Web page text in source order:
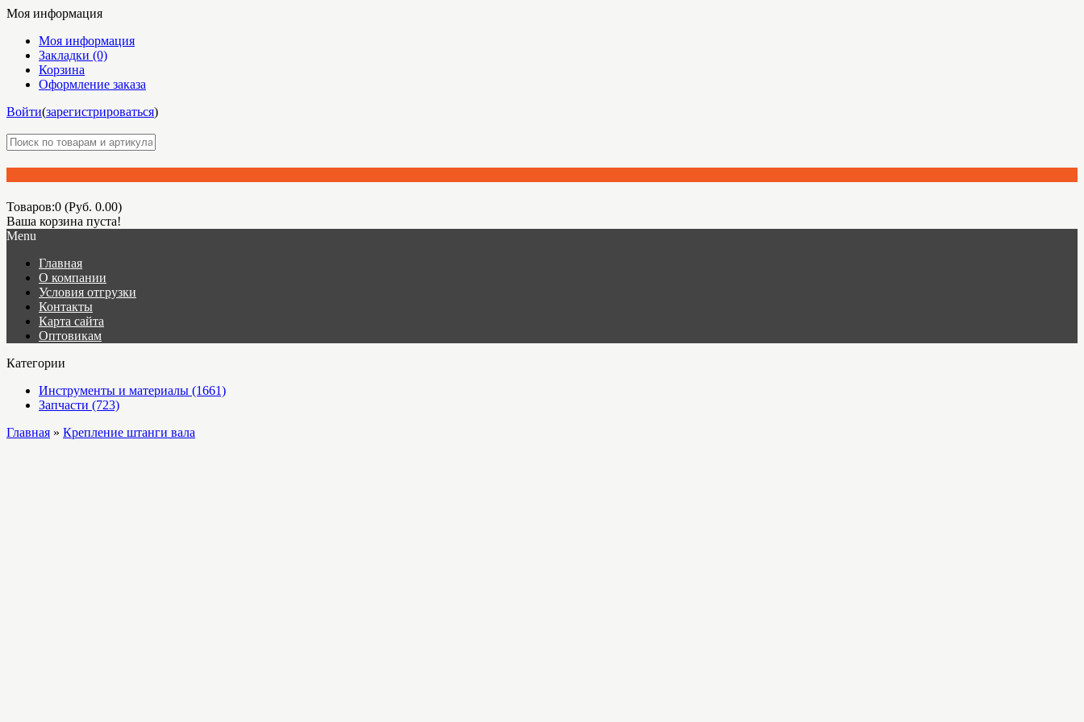
Моя информация
Моя информация
Закладки (0)
Корзина
Оформление заказа
Войти(зарегистрироваться)
Товаров:0 (Руб. 0.00)
Ваша корзина пуста!
Menu
Главная
О компании
Условия отгрузки
Контакты
Карта сайта
Оптовикам
Категории
Инструменты и материалы (1661)
Запчасти (723)
Главная » Крепление штанги вала